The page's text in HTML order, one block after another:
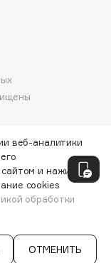
веб-аналитики
сайтом и нажимая
cookies
обработки
ОТМЕНИТЬ